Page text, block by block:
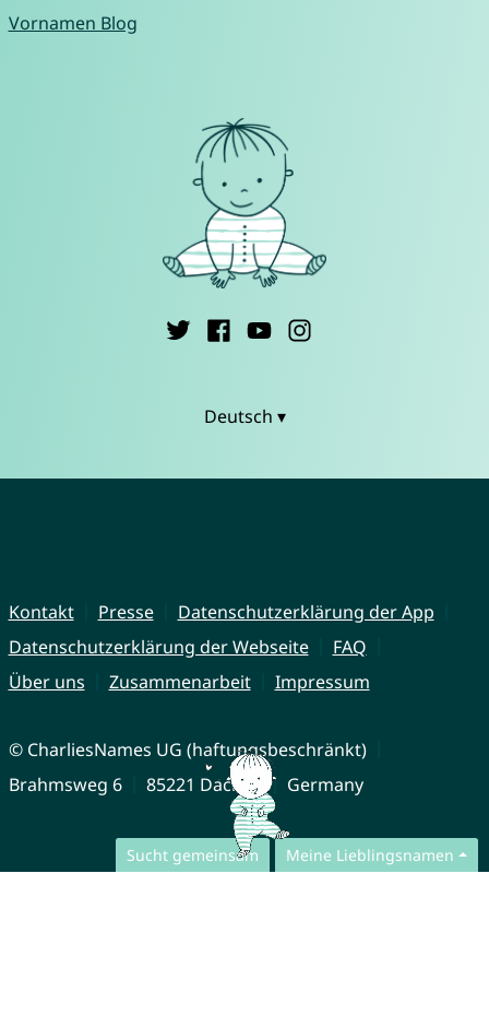
Sucht gemeinsam Meine Lieblingsnamen
Vornamen Blog
Deutsch ▾
Kontakt Presse
Datenschutzerklärung der App
Datenschutzerklärung der Webseite
FAQ
Über uns
Zusammenarbeit Impressum
© CharliesNames UG (haftungsbeschränkt)
Brahmsweg 6
85221 Dachau Germany